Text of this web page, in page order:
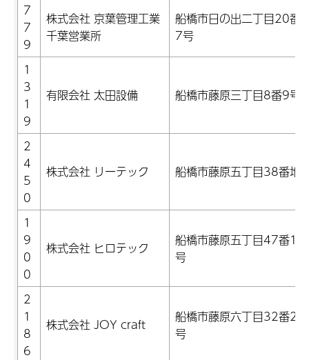
7
7
9
株式会社 京葉管理工業
千葉営業所
船橋市日の出二丁目20番2
7号
1
3
1
9
有限会社 太田設備 船橋市藤原三丁目8番9号
2
4
5
0
株式会社 リーテック 船橋市藤原五丁目38番地
1
9
0
0
株式会社 ヒロテック
船橋市藤原五丁目47番12
号
2
1
8
6
株式会社 JOY craft
船橋市藤原六丁目32番21
号